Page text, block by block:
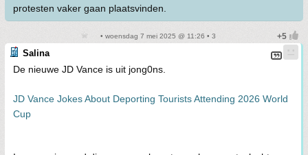
protesten vaker gaan plaatsvinden.
• woensdag 7 mei 2025 @ 11:26 • 3
Salina
De nieuwe JD Vance is uit jong0ns.
JD Vance Jokes About Deporting Tourists Attending 2026 World
Cup